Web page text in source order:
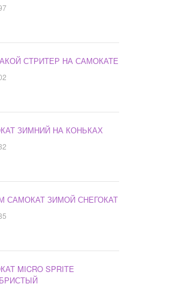
СТРИТЕР НА САМОКАТЕ
ЗИМНИЙ НА КОНЬКАХ
САМОКАТ ЗИМОЙ СНЕГОКАТ
MICRO SPRITE